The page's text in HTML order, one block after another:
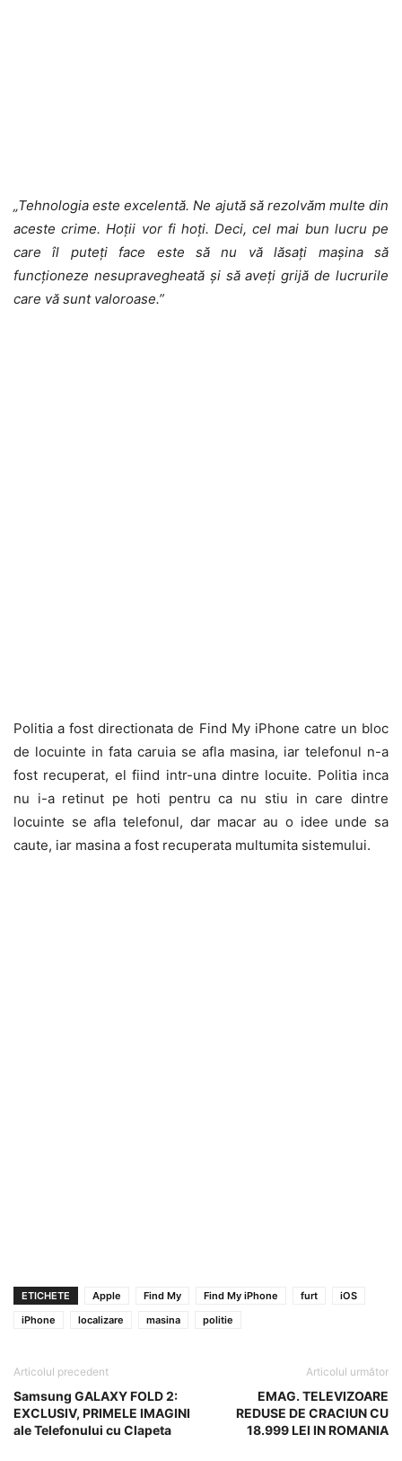
„Tehnologia este excelentă. Ne ajută să rezolvăm multe din
aceste crime. Hoții vor fi hoți. Deci, cel mai bun lucru pe
care îl puteți face este să nu vă lăsați mașina să
funcționeze nesupravegheată și să aveți grijă de lucrurile
care vă sunt valoroase.”
Politia a fost directionata de Find My iPhone catre un bloc
de locuinte in fata caruia se afla masina, iar telefonul n-a
fost recuperat, el fiind intr-una dintre locuite. Politia inca
nu i-a retinut pe hoti pentru ca nu stiu in care dintre
locuinte se afla telefonul, dar macar au o idee unde sa
caute, iar masina a fost recuperata multumita sistemului.
ETICHETE Apple Find My Find My iPhone furt
iOS
iPhone
localizare masina politie
Articolul precedent
Samsung GALAXY FOLD 2:
EXCLUSIV, PRIMELE IMAGINI
ale Telefonului cu Clapeta
Articolul următor
EMAG. TELEVIZOARE
REDUSE DE CRACIUN CU
18.999 LEI IN ROMANIA